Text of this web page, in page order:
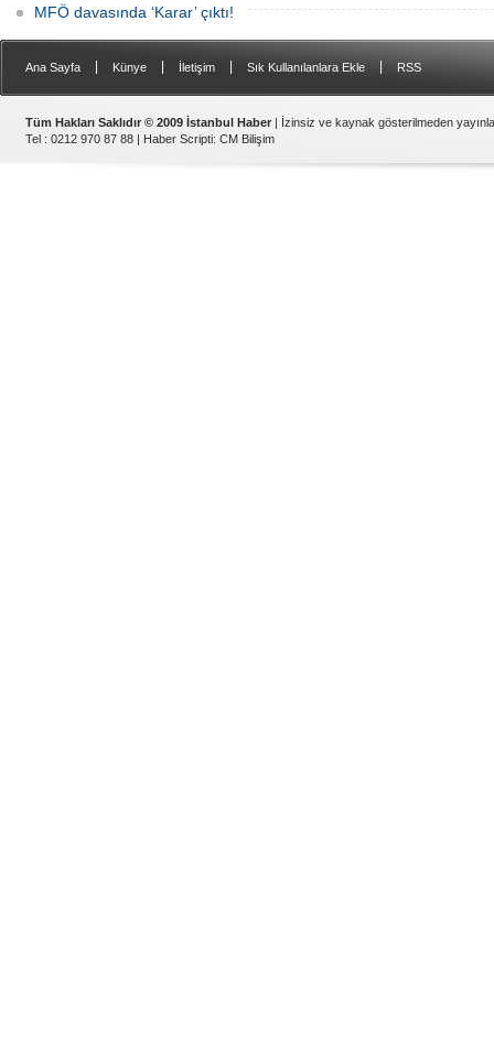
MFÖ davasında ‘Karar’ çıktı!
Ana Sayfa Künye İletişim Sık Kullanılanlara Ekle RSS
Tüm Hakları Saklıdır © 2009 İstanbul Haber | İzinsiz ve kaynak gösterilmeden
Tel : 0212 970 87 88 | Haber Scripti: CM Bilişim